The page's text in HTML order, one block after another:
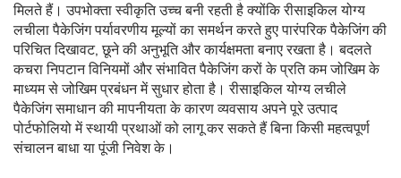
मिलते हैं। उपभोक्ता स्वीकृति उच्च बनी रहती है क्योंकि रीसाइकिल योग्य
लचीला पैकेजिंग पर्यावरणीय मूल्यों का समर्थन करते हुए पारंपरिक पैकेजिंग की
परिचित दिखावट, छूने की अनुभूति और कार्यक्षमता बनाए रखता है। बदलते
कचरा निपटान विनियमों और संभावित पैकेजिंग करों के प्रति कम जोखिम के
माध्यम से जोखिम प्रबंधन में सुधार होता है। रीसाइकिल योग्य लचीले
पैकेजिंग समाधान की मापनीयता के कारण व्यवसाय अपने पूरे उत्पाद
पोर्टफोलियो में स्थायी प्रथाओं को लागू कर सकते हैं बिना किसी महत्वपूर्ण
संचालन बाधा या पूंजी निवेश के।